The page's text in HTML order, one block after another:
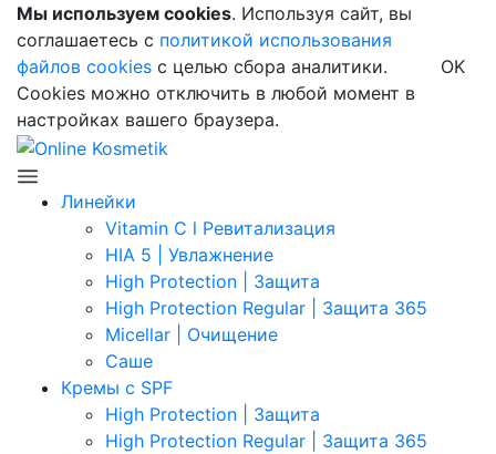
Мы используем cookies. Используя сайт, вы
соглашаетесь с политикой использования
файлов cookies с целью сбора аналитики.
Cookies можно отключить в любой момент в
настройках вашего браузера.
OK
Линейки
Vitamin C l Ревитализация
HIA 5 | Увлажнение
High Protection | Защита
High Protection Regular | Защита 365
Micellar | Очищение
Саше
Кремы с SPF
High Protection | Защита
High Protection Regular | Защита 365